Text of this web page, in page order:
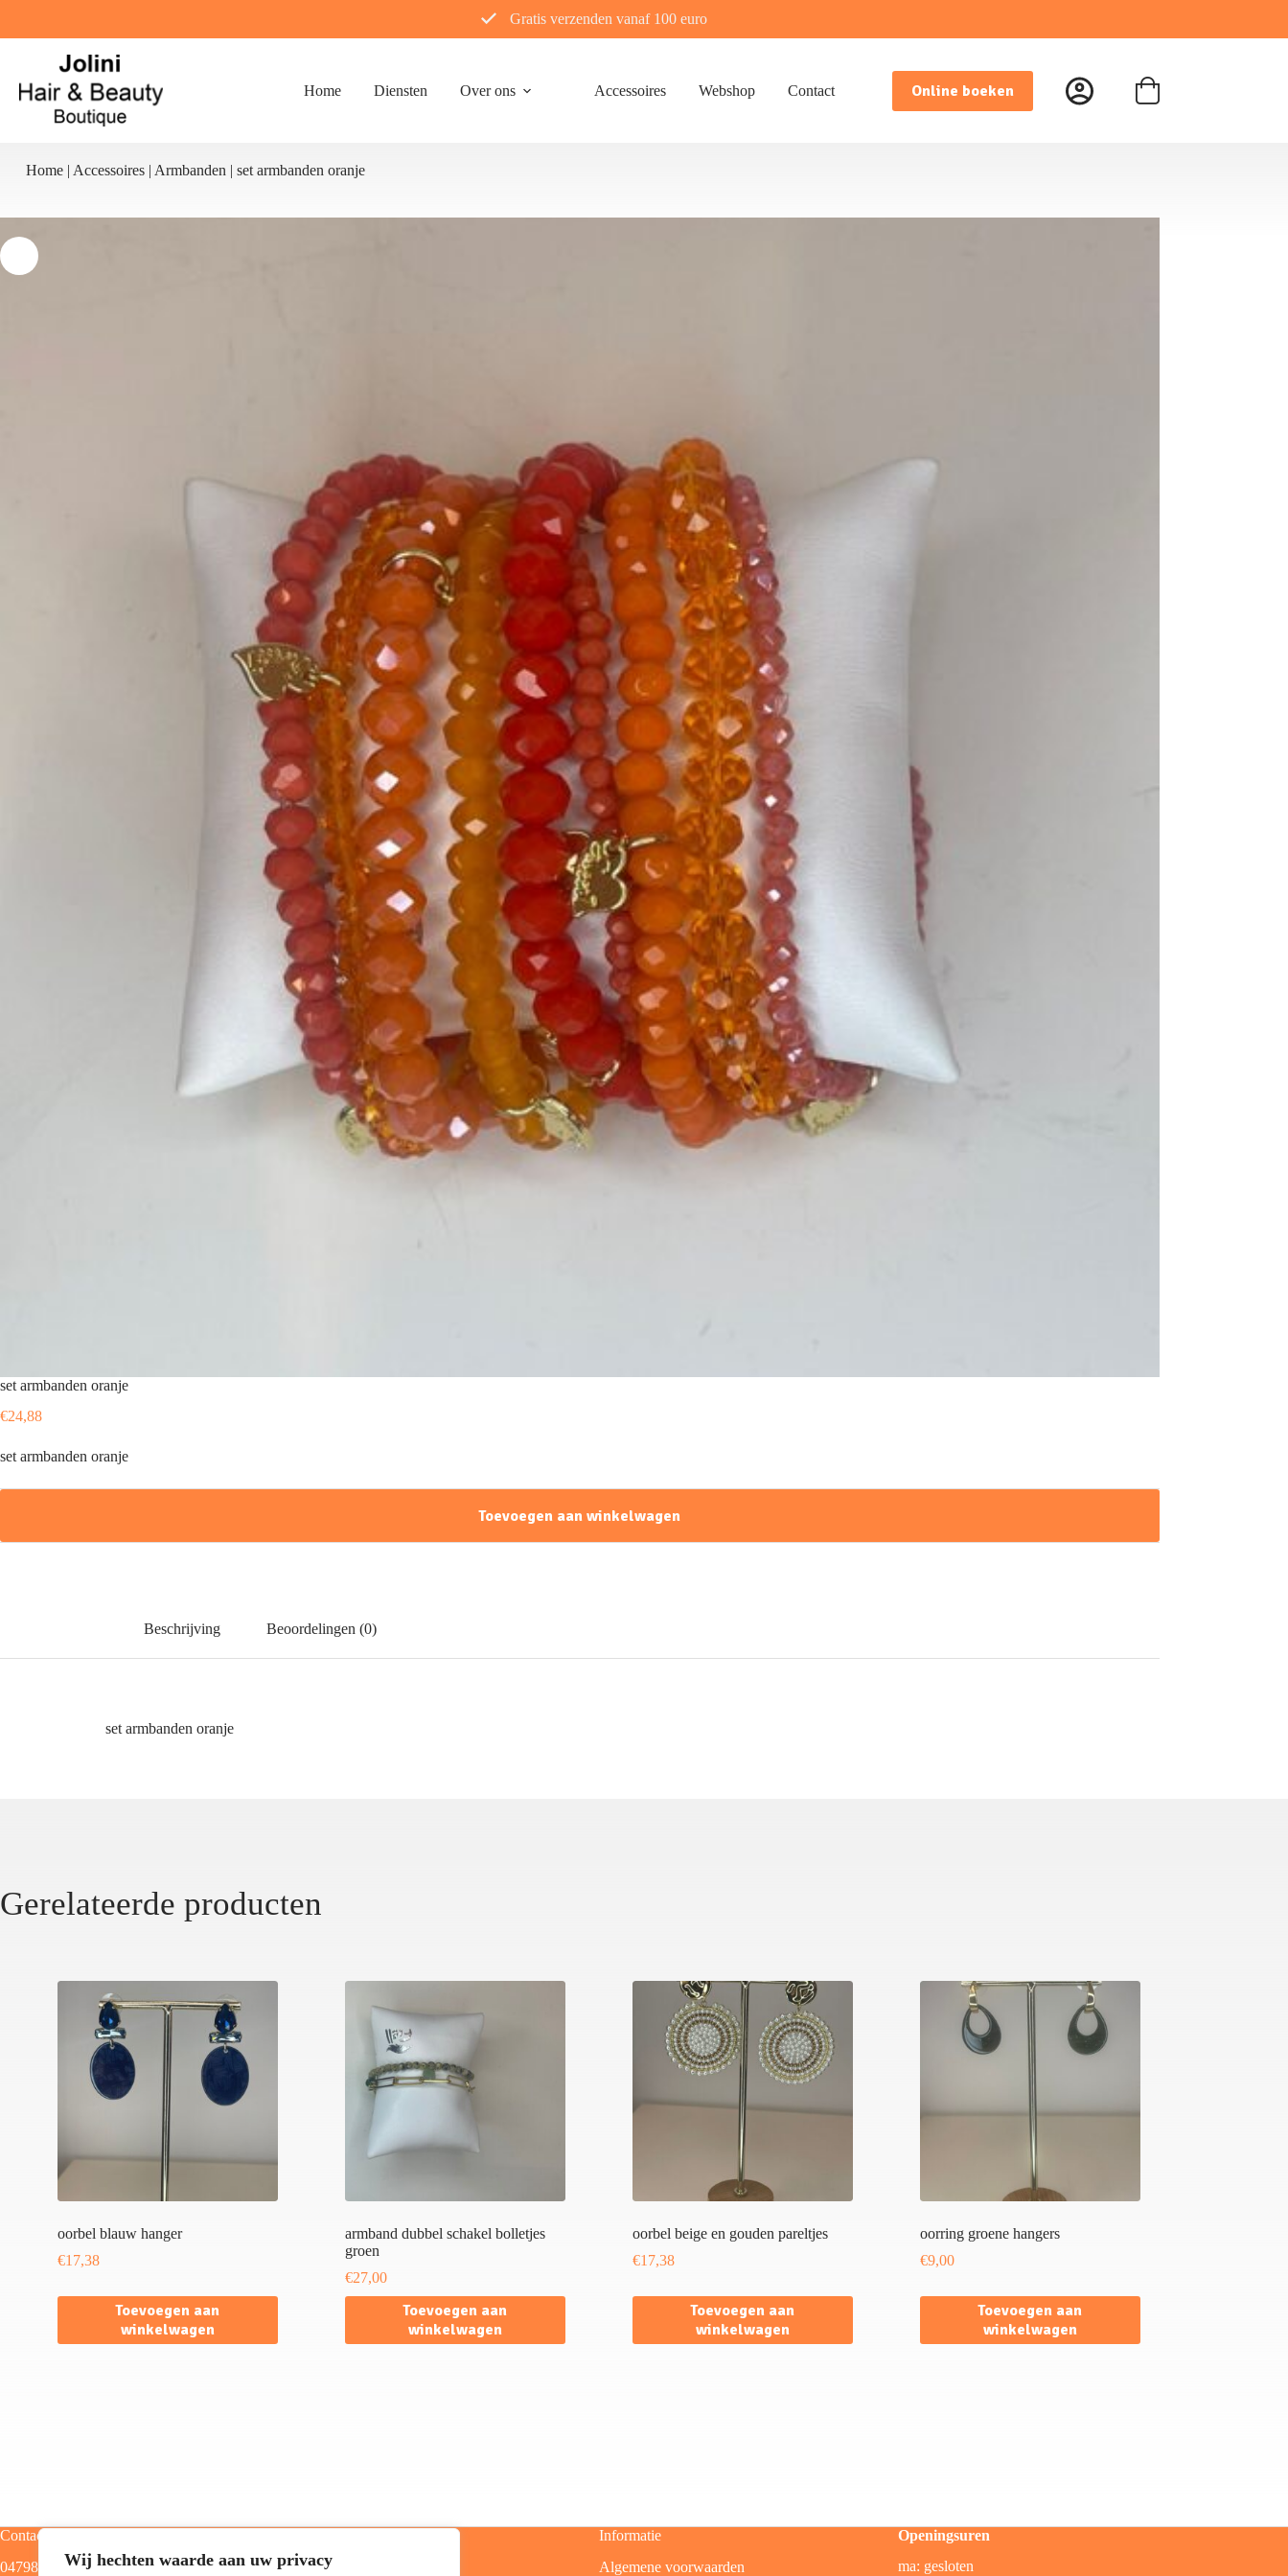
Wij hechten waarde aan uw privacy
de
Gratis verzenden vanaf 100 euro
Home Diensten Over ons Accessoires Webshop Contact Online boeken Winkelwagen
Home | Accessoires | Armbanden | set armbanden oranje
set armbanden oranje
€24,88
set armbanden oranje
Toevoegen aan winkelwagen
Beschrijving Beoordelingen (0)
set armbanden oranje
Gerelateerde producten
oorbel blauw hanger
€17,38
Toevoegen aan
winkelwagen
armband dubbel schakel bolletjes
groen
€27,00
Toevoegen aan
winkelwagen
oorbel beige en gouden pareltjes
€17,38
Toevoegen aan
winkelwagen
oorring groene hangers
€9,00
Toevoegen aan
winkelwagen
Contact
0479805129
Home
Informatie
Algemene voorwaarden
Openingsuren
ma: gesloten